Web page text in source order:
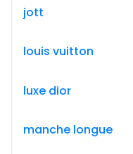
jott
louis vuitton
luxe dior
manche longue